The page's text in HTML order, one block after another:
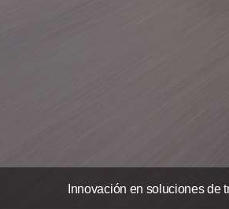
Innovación en soluciones de